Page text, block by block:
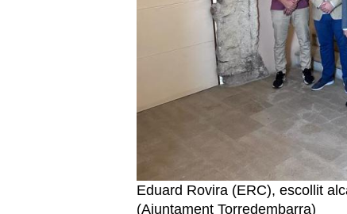
Eduard Rovira (ERC), escollit
(Ajuntament Torredembarra)